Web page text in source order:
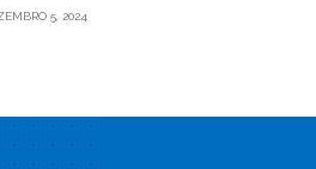
5, 2024